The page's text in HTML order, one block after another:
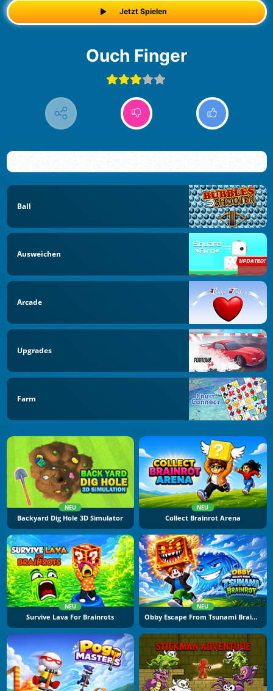
Jetzt Spielen
Ouch Finger
Ball
Ausweichen
Arcade
Upgrades
Farm
NEU
Backyard Dig Hole 3D Simulator
NEU
Collect Brainrot Arena
NEU
Survive Lava For Brainrots
NEU
Obby Escape From Tsunami Brainrot